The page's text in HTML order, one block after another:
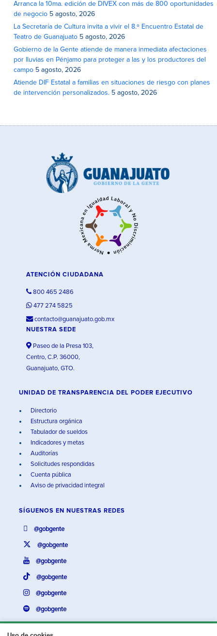
Arranca la 10ma. edición de DIVEX con más de 800 oportunidades
de negocio 5 agosto, 2026
La Secretaría de Cultura invita a vivir el 8.º Encuentro Estatal de
Teatro de Guanajuato 5 agosto, 2026
Gobierno de la Gente atiende de manera inmediata afectaciones
por lluvias en Pénjamo para proteger a las y los productores del
campo 5 agosto, 2026
Atiende DIF Estatal a familias en situaciones de riesgo con planes
de intervención personalizados. 5 agosto, 2026
ATENCIÓN CIUDADANA
800 465 2486
477 274 5825
contacto@guanajuato.gob.mx
NUESTRA SEDE
Paseo de la Presa 103,
Centro, C.P. 36000,
Guanajuato, GTO.
UNIDAD DE TRANSPARENCIA DEL PODER EJECUTIVO
Directorio
Estructura orgánica
Tabulador de sueldos
Indicadores y metas
Auditorías
Solicitudes respondidas
Cuenta pública
Aviso de privacidad integral
SÍGUENOS EN NUESTRAS REDES
@gobgente
@gobgente
@gobgente
@gobgente
@gobgente
@gobgente